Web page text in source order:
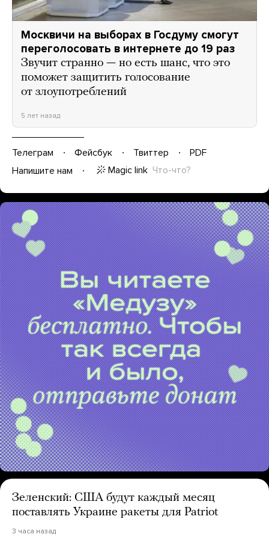
Москвичи на выборах в Госдуму смогут
переголосовать в интернете до 19 раз
Звучит странно — но есть шанс, что это
поможет защитить голосование
от злоупотреблений
5 лет назад
Телеграм Фейсбук Твиттер
PDF
Напишите нам
Magic link Что-что?
Зеленский: США будут каждый месяц
поставлять Украине ракеты для Patriot
3 часа назад